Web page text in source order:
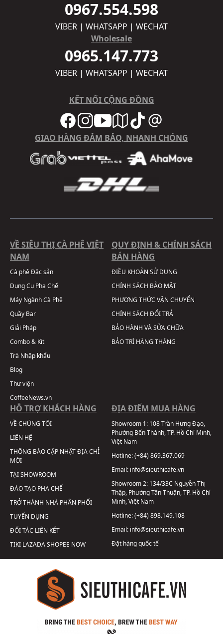
0967.554.598
VIBER | WHATSAPP | WECHAT
Wholesale
0965.147.773
VIBER | WHATSAPP | WECHAT
KẾT NỐI CỘNG ĐỒNG
GIAO HÀNG ĐẢM BẢO, NHANH CHÓNG
VỀ SIÊU THỊ CÀ PHÊ VIỆT
NAM
Cà phê Đặc sản
Dụng Cụ Pha Chế
Máy Ngành Cà Phê
Quầy Bar
Giải Pháp
Combo & Kit
Trà Nhập khẩu
Blog
Thư viện
CoffeeNews.vn
QUY ĐỊNH & CHÍNH SÁCH
BÁN HÀNG
ĐIỀU KHOẢN SỬ DỤNG
CHÍNH SÁCH BẢO MẬT
PHƯƠNG THỨC VẬN CHUYỂN
CHÍNH SÁCH ĐỔI TRẢ
BẢO HÀNH VÀ SỬA CHỮA
BẢO TRÌ HÀNG THÁNG
HỖ TRỢ KHÁCH HÀNG
VỀ CHÚNG TÔI
LIÊN HỆ
THÔNG BÁO CẬP NHẬT ĐỊA CHỈ
MỚI
TẠI SHOWROOM
ĐÀO TẠO PHA CHẾ
TRỞ THÀNH NHÀ PHÂN PHỐI
TUYỂN DỤNG
ĐỐI TÁC LIÊN KẾT
TIKI LAZADASHOPEE NOW
ĐỊA ĐIỂM MUA HÀNG
Showroom 1: 108 Trần Hưng Đạo,
Phường Bến Thành, TP. Hồ Chí Minh,
Việt Nam
Hotline:(+84) 869.367.069
Email: info@sieuthicafe.vn
Showroom 2: 134/33C Nguyễn Thị
Thập, Phường Tân Thuận, TP. Hồ Chí
Minh, Việt Nam
Hotline:(+84) 898.149.108
Email: info@sieuthicafe.vn
Đặt hàng quốc tế